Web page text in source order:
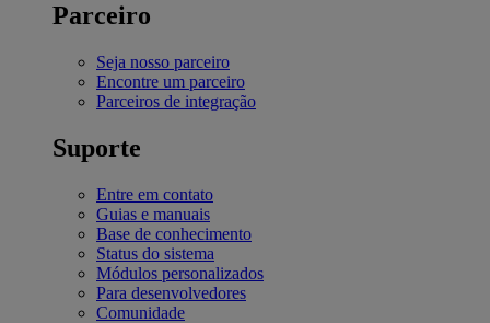
Parceiro
Seja nosso parceiro
Encontre um parceiro
Parceiros de integração
Suporte
Entre em contato
Guias e manuais
Base de conhecimento
Status do sistema
Módulos personalizados
Para desenvolvedores
Comunidade